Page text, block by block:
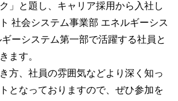
」と題し、キャリア採用から入社し
社会システム事業部 エネルギーシス
ーシステム第一部で活躍する社員と
ます。
方、社員の雰囲気などより深く知っ
となっておりますので、ぜひ参加を